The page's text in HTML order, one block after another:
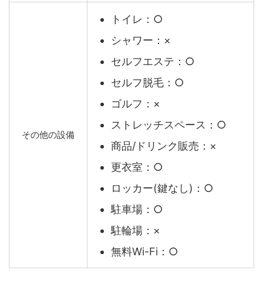
その他の設備
トイレ：○
シャワー：×
セルフエステ：○
セルフ脱毛：○
ゴルフ：×
ストレッチスペース：○
商品/ドリンク販売：×
更衣室：○
ロッカー(鍵なし)：○
駐車場：○
駐輪場：×
無料Wi-Fi：○